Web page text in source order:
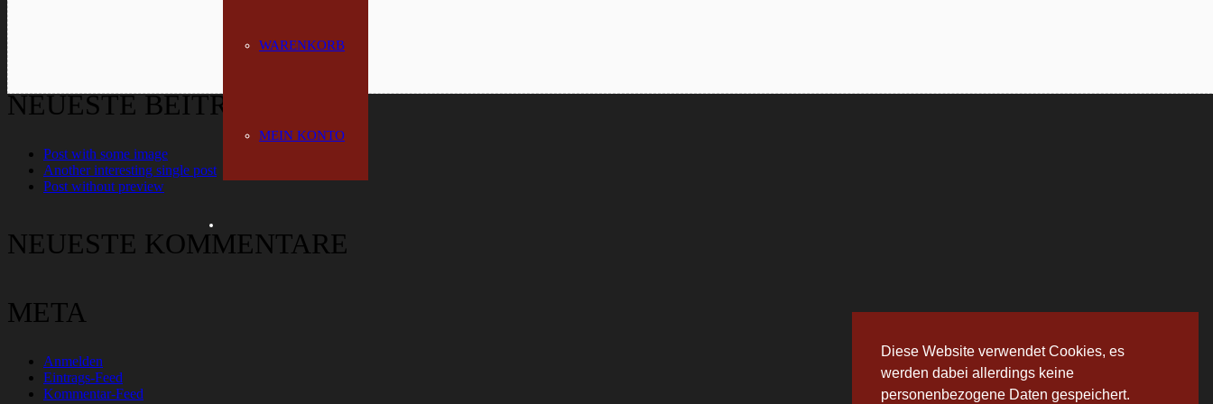
Diese Website verwendet Cookies, es
werden dabei allerdings keine
personenbezogene Daten gespeichert.
WARENKORB
MEIN KONTO
NEUESTE BEITRÄGE
Post with some image
Another interesting single post
Post without preview
NEUESTE KOMMENTARE
META
Anmelden
Eintrags-Feed
Kommentar-Feed